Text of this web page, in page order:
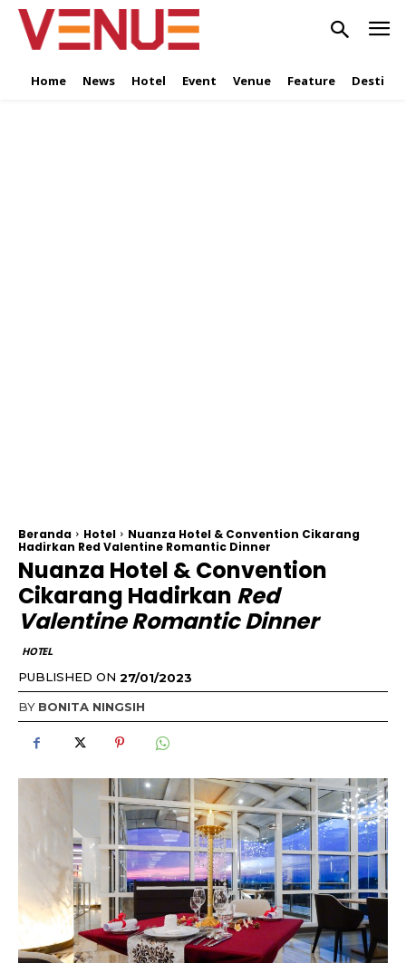
Home News Hotel Event Venue Feature
Beranda Hotel
Nuanza Hotel & Convention Cikarang
Hadirkan Red Valentine Romantic Dinner
Nuanza Hotel & Convention
Cikarang Hadirkan Red
Valentine Romantic Dinner
HOTEL
PUBLISHED ON 27/01/2023
BY BONITA NINGSIH